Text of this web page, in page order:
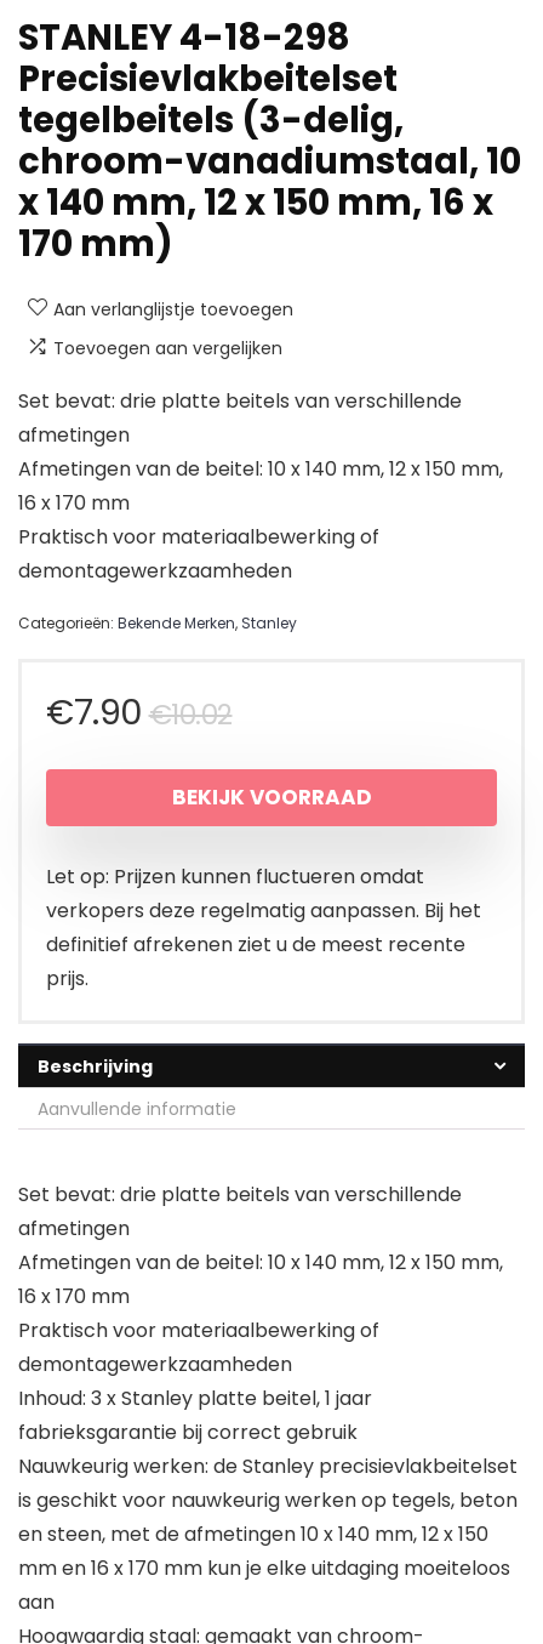
STANLEY 4-18-298
Precisievlakbeitelset
tegelbeitels (3-delig,
chroom-vanadiumstaal, 10
x 140 mm, 12 x 150 mm, 16 x
170 mm)
Aan verlanglijstje toevoegen
Toevoegen aan vergelijken
Set bevat: drie platte beitels van verschillende
afmetingen
Afmetingen van de beitel: 10 x 140 mm, 12 x 150 mm,
16 x 170 mm
Praktisch voor materiaalbewerking of
demontagewerkzaamheden
Categorieën: Bekende Merken, Stanley
€10.02Oorspronkelijke
prijs
was:
€10.02.
€7.90
Huidige
prijs
is:
€7.90.
BEKIJK VOORRAAD
Let op: Prijzen kunnen fluctueren omdat
verkopers deze regelmatig aanpassen. Bij het
definitief afrekenen ziet u de meest recente
prijs.
Beschrijving
Aanvullende informatie
Set bevat: drie platte beitels van verschillende
afmetingen
Afmetingen van de beitel: 10 x 140 mm, 12 x 150 mm,
16 x 170 mm
Praktisch voor materiaalbewerking of
demontagewerkzaamheden
Inhoud: 3 x Stanley platte beitel, 1 jaar
fabrieksgarantie bij correct gebruik
Nauwkeurig werken: de Stanley precisievlakbeitelset
is geschikt voor nauwkeurig werken op tegels, beton
en steen, met de afmetingen 10 x 140 mm, 12 x 150
mm en 16 x 170 mm kun je elke uitdaging moeiteloos
aan
Hoogwaardig staal: gemaakt van chroom-